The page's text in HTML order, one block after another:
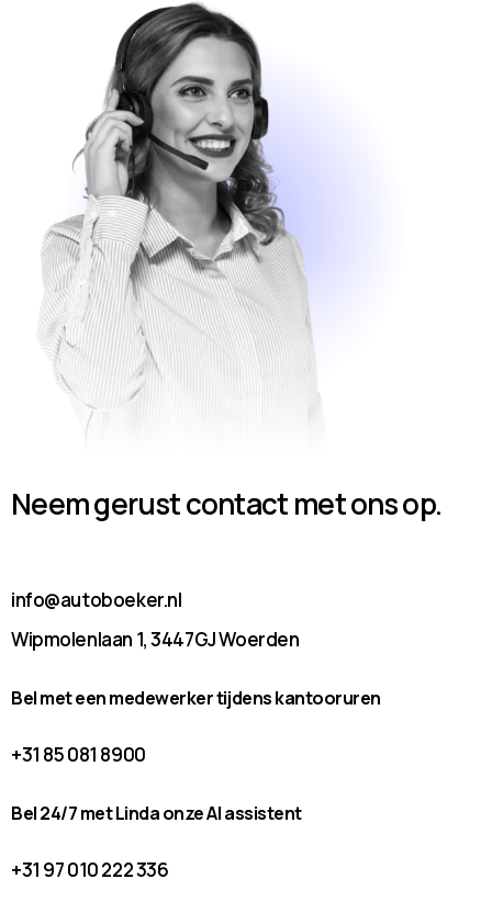
Neem gerust contact met ons op.
info@autoboeker.nl
Wipmolenlaan 1, 3447GJ Woerden
Bel met een medewerker tijdens kantooruren
+31 85 081 8900
Bel 24/7 met Linda onze AI assistent
+31 97 010 222 336